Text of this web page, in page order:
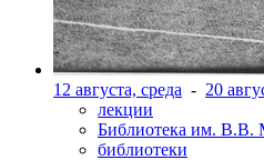
12 августа, среда - 20
лекции
Библиотека им. В.В.
библиотеки